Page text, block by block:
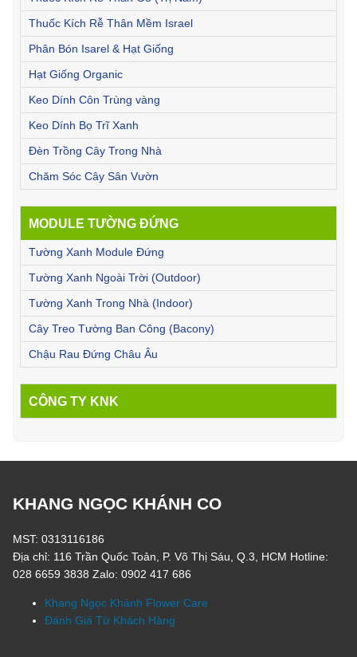
Thuốc Kích Rễ Thân Mềm Israel
Phân Bón Isarel & Hạt Giống
Hạt Giống Organic
Keo Dính Côn Trùng vàng
Keo Dính Bọ Trĩ Xanh
Đèn Trồng Cây Trong Nhà
Chăm Sóc Cây Sân Vườn
MODULE TƯỜNG ĐỨNG
Tường Xanh Module Đứng
Tường Xanh Ngoài Trời (Outdoor)
Tường Xanh Trong Nhà (Indoor)
Cây Treo Tường Ban Công (Bacony)
Chậu Rau Đứng Châu Âu
CÔNG TY KNK
KHANG NGỌC KHÁNH CO
MST: 0313116186
Địa chỉ: 116 Trần Quốc Toản, P. Võ Thị Sáu, Q.3, HCM Hotline:
028 6659 3838 Zalo: 0902 417 686
Khang Ngọc Khánh Flower Care
Đánh Giá Từ Khách Hàng